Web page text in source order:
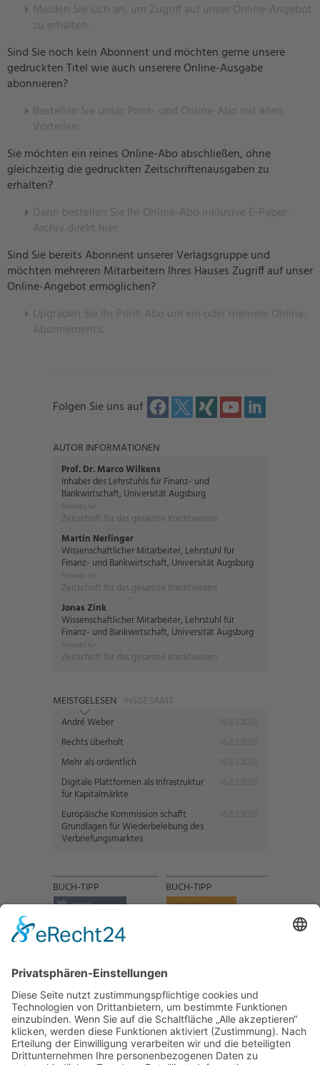
Melden Sie sich an, um Zugriff auf unser Online-Angebot
zu erhalten.
Sind Sie noch kein Abonnent und möchten gerne unsere
gedruckten Titel wie auch unserere Online-Ausgabe
abonnieren?
Bestellen Sie unser Print- und Online-Abo mit allen
Vorteilen.
Sie möchten ein reines Online-Abo abschließen, ohne
gleichzeitig die gedruckten Zeitschriftenausgaben zu
erhalten?
Dann bestellen Sie Ihr Online-Abo inklusive E-Paper-
Archiv direkt hier.
Sind Sie bereits Abonnent unserer Verlagsgruppe und
möchten mehreren Mitarbeitern Ihres Hauses Zugriff auf unser
Online-Angebot ermöglichen?
Upgraden Sie Ihr Print-Abo um ein oder mehrere Online-
Abonnements.
Folgen Sie uns auf
AUTOR INFORMATIONEN
Prof. Dr. Marco Wilkens
Inhaber des Lehrstuhls für Finanz- und
Bankwirtschaft, Universität Augsburg
Schreibt für:
Zeitschrift für das gesamte Kreditwesen
Martin Nerlinger
Wissenschaftlicher Mitarbeiter, Lehrstuhl für
Finanz- und Bankwirtschaft, Universität Augsburg
Schreibt für:
Zeitschrift für das gesamte Kreditwesen
Jonas Zink
Wissenschaftlicher Mitarbeiter, Lehrstuhl für
Finanz- und Bankwirtschaft, Universität Augsburg
Schreibt für:
Zeitschrift für das gesamte Kreditwesen
MEISTGELESEN INSGESAMT
André Weber
Rechts überholt
Mehr als ordentlich
Digitale Plattformen als Infrastruktur
für Kapitalmärkte
Europäische Kommission schafft
Grundlagen für Wiederbelebung des
Verbriefungsmarktes
BUCH-TIPP BUCH-TIPP